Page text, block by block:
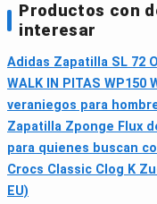
Productos con
interesar
Adidas Zapatilla SL 72
WALK IN PITAS WP150
veraniegos para
Zapatilla Zponge Flux
para quienes buscan
Crocs Classic Clog K
EU)